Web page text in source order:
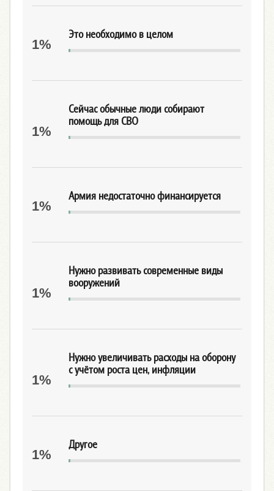
Это необходимо в целом
1%
Сейчас обычные люди собирают
помощь для СВО
1%
Армия недостаточно финансируется
1%
Нужно развивать современные виды
вооружений
1%
Нужно увеличивать расходы на оборону
с учётом роста цен, инфляции
1%
Другое
1%